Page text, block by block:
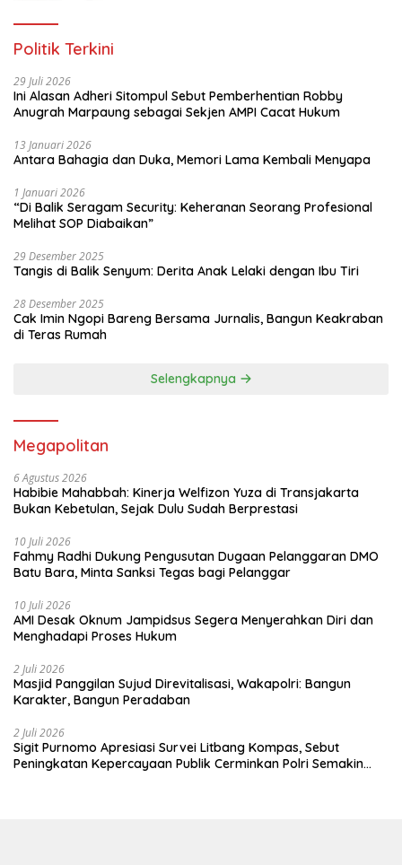
Politik Terkini
29 Juli 2026
Ini Alasan Adheri Sitompul Sebut Pemberhentian Robby
Anugrah Marpaung sebagai Sekjen AMPI Cacat Hukum
13 Januari 2026
Antara Bahagia dan Duka, Memori Lama Kembali Menyapa
1 Januari 2026
“Di Balik Seragam Security: Keheranan Seorang Profesional
Melihat SOP Diabaikan”
29 Desember 2025
Tangis di Balik Senyum: Derita Anak Lelaki dengan Ibu Tiri
28 Desember 2025
Cak Imin Ngopi Bareng Bersama Jurnalis, Bangun Keakraban
di Teras Rumah
Selengkapnya
Megapolitan
6 Agustus 2026
Habibie Mahabbah: Kinerja Welfizon Yuza di Transjakarta
Bukan Kebetulan, Sejak Dulu Sudah Berprestasi
10 Juli 2026
Fahmy Radhi Dukung Pengusutan Dugaan Pelanggaran DMO
Batu Bara, Minta Sanksi Tegas bagi Pelanggar
10 Juli 2026
AMI Desak Oknum Jampidsus Segera Menyerahkan Diri dan
Menghadapi Proses Hukum
2 Juli 2026
Masjid Panggilan Sujud Direvitalisasi, Wakapolri: Bangun
Karakter, Bangun Peradaban
2 Juli 2026
Sigit Purnomo Apresiasi Survei Litbang Kompas, Sebut
Peningkatan Kepercayaan Publik Cerminkan Polri Semakin